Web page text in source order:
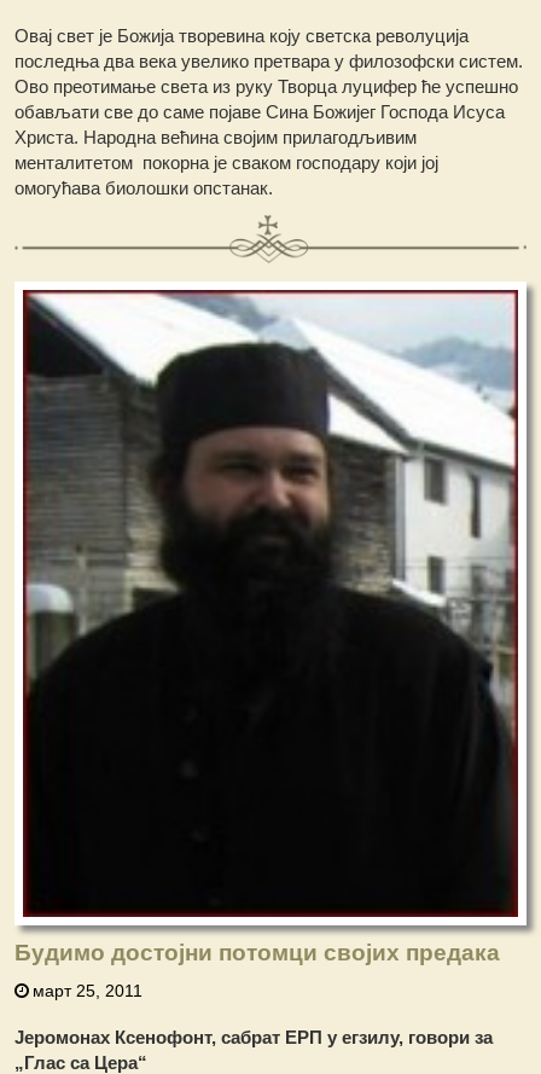
Овај свет је Божија творевина коју светска револуција
последња два века увелико претвара у филозофски систем.
Ово преотимање света из руку Творца луцифер ће успешно
обављати све до саме појаве Сина Божијег Господа Исуса
Христа. Народна већина својим прилагодљивим
менталитетом покорна је сваком господару који јој
омогућава биолошки опстанак.
Будимо достојни потомци својих предака
март 25, 2011
Jеромонах Ксенофонт, сабрат ЕРП у егзилу, говори за
„Глас са Цера“